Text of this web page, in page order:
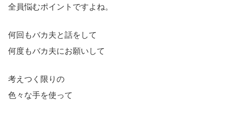
全員悩むポイントですよね。
何回もバカ夫と話をして
何度もバカ夫にお願いして
考えつく限りの
色々な手を使って